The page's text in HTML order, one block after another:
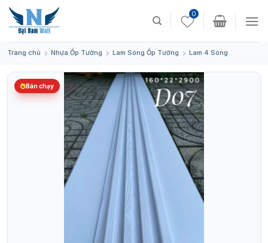
Skip
content
0
Trang chủ Nhựa Ốp Tường Lam Sóng Ốp Tường Lam 4 Sóng
Bán chạy